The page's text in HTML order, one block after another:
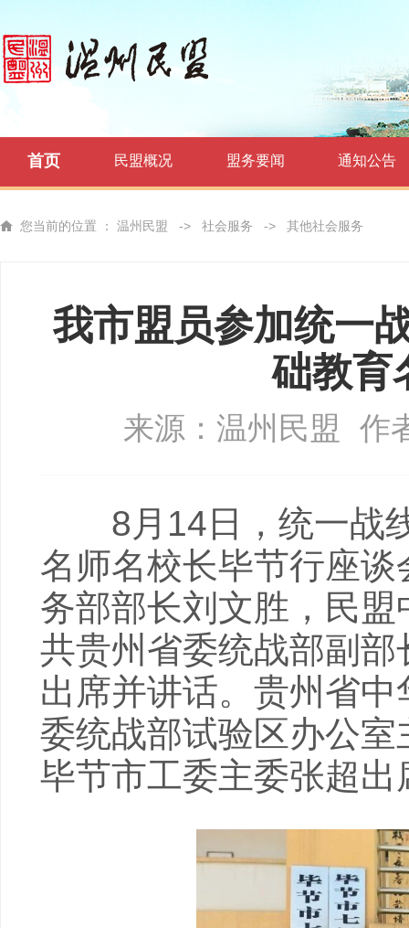
首页 民盟概况 盟务要闻 通知公告
您当前的位置 ： 温州民盟 -> 社会服务 -> 其他社会服务
我市盟员参加统一
础教育
来源：温州民盟 作
8月14日，统一战线
名师名校长毕节行座
务部部长刘文胜，民
共贵州省委统战部副
出席并讲话。贵州省
委统战部试验区办公
毕节市工委主委张超